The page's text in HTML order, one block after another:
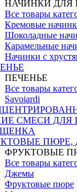
НАЧИНКИ ДЛЯ
Все товары
Кремовые
Шоколадные
Карамельные
Начинки с
ПЕЧЕНЬЕ
Все товары
Savoiardi
СМЕСИ ДЛЯ
ФРУКТОВЫЕ
Все товары
Джемы
Фруктовые пюре